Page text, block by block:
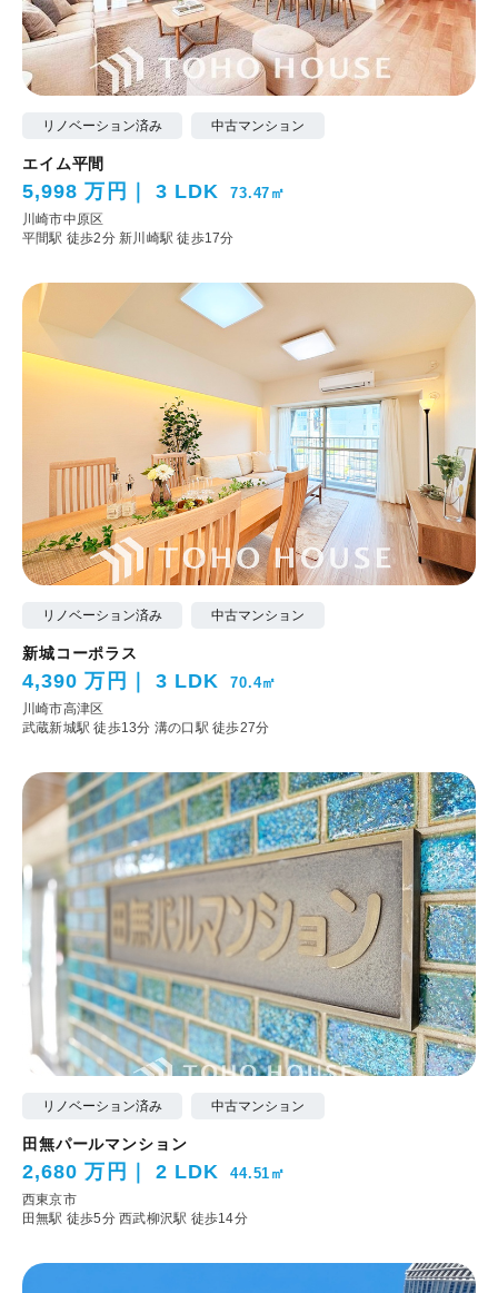
リノベーション済み 中古マンション
エイム平間
5,998 万円 3 LDK 73.47㎡
川崎市中原区
平間駅 徒歩2分 新川崎駅 徒歩17分
リノベーション済み 中古マンション
新城コーポラス
4,390 万円 3 LDK 70.4㎡
川崎市高津区
武蔵新城駅 徒歩13分 溝の口駅 徒歩27分
リノベーション済み 中古マンション
田無パールマンション
2,680 万円 2 LDK 44.51㎡
西東京市
田無駅 徒歩5分西武柳沢駅 徒歩14分